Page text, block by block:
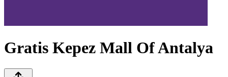
Gratis Kepez Mall Of Antalya